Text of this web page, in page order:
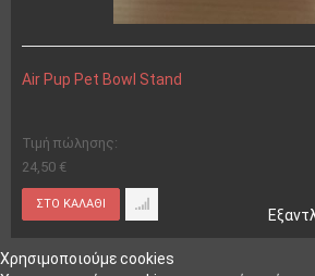
Air Pup Pet Bowl Stand
Τιμή πώλησης:
24,50 €
Χρησιμοποιούμε cookies